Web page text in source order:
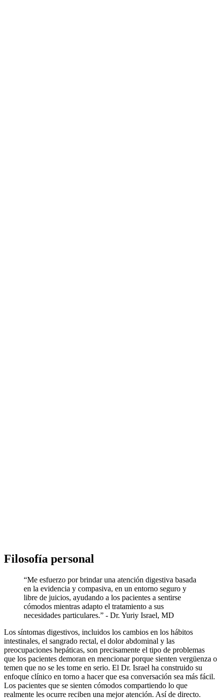
Filosofía personal
“Me esfuerzo por brindar una atención digestiva basada
en la evidencia y compasiva, en un entorno seguro y
libre de juicios, ayudando a los pacientes a sentirse
cómodos mientras adapto el tratamiento a sus
necesidades particulares.” - Dr. Yuriy Israel, MD
Los síntomas digestivos, incluidos los cambios en los hábitos
intestinales, el sangrado rectal, el dolor abdominal y las
preocupaciones hepáticas, son precisamente el tipo de problemas
que los pacientes demoran en mencionar porque sienten vergüenza o
temen que no se les tome en serio. El Dr. Israel ha construido su
enfoque clínico en torno a hacer que esa conversación sea más fácil.
Los pacientes que se sienten cómodos compartiendo lo que
realmente les ocurre reciben una mejor atención. Así de directo.